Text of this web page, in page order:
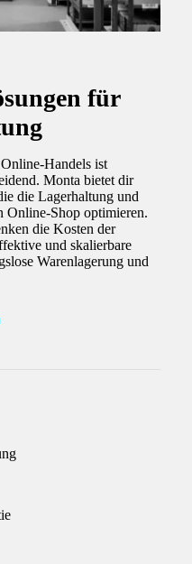
für
Handels ist
Monta bietet dir
die Lagerhaltung und
Online-Shop optimieren.
die Kosten der
und skalierbare
Warenlagerung und